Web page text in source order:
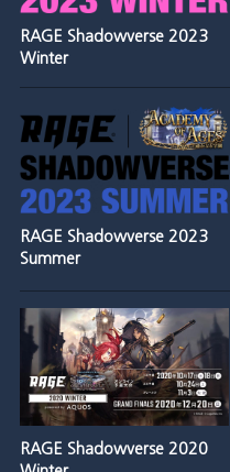
RAGE Shadowverse 2023
Winter
RAGE Shadowverse 2023
Summer
RAGE Shadowverse 2020